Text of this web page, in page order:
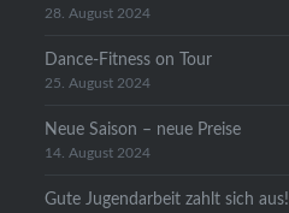
28. August 2024
Dance-Fitness on Tour
25. August 2024
Neue Saison – neue Preise
14. August 2024
Gute Jugendarbeit zahlt sich aus!